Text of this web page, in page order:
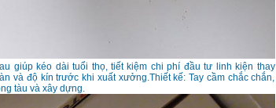
giúp kéo dài tuổi thọ, tiết kiệm chi phí đầu tư linh kiện thay
và độ kín trước khi xuất xưởng.Thiết kế: Tay cầm chắc chắn,
tàu và xây dựng.